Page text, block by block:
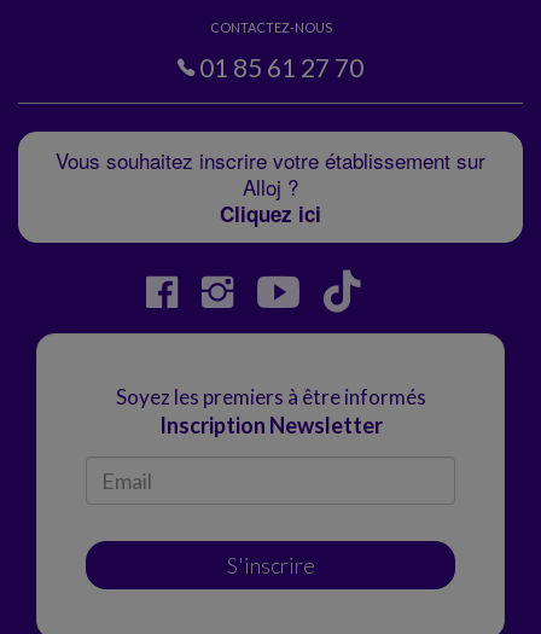
CONTACTEZ-NOUS
01 85 61 27 70
Vous souhaitez inscrire votre établissement sur
Alloj ?
Cliquez ici
Soyez les premiers à être informés
Inscription Newsletter
S'inscrire